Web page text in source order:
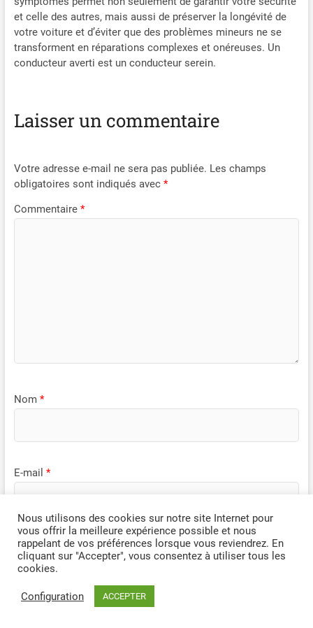
et celle des autres, mais aussi de préserver la longévité de
votre voiture et d’éviter que des problèmes mineurs ne se
transforment en réparations complexes et onéreuses. Un
conducteur averti est un conducteur serein.
Laisser un commentaire
Votre adresse e-mail ne sera pas publiée. Les champs
obligatoires sont indiqués avec *
Commentaire *
Nom *
E-mail *
Site web
Nous utilisons des cookies sur notre site Internet pour
vous offrir la meilleure expérience possible et nous
rappelant de vos préférences lorsque vous reviendrez. En
cliquant sur "Accepter", vous consentez à utiliser tous les
cookies.
Configuration ACCEPTER